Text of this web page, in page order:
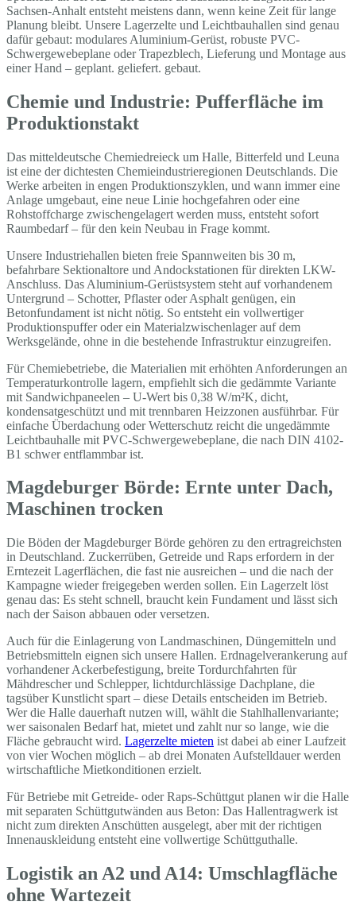
Sachsen-Anhalt entsteht meistens dann, wenn keine Zeit für lange
Planung bleibt. Unsere Lagerzelte und Leichtbauhallen sind genau
dafür gebaut: modulares Aluminium-Gerüst, robuste PVC-
Schwergewebeplane oder Trapezblech, Lieferung und Montage aus
einer Hand – geplant. geliefert. gebaut.
Chemie und Industrie: Pufferfläche im
Produktionstakt
Das mitteldeutsche Chemiedreieck um Halle, Bitterfeld und Leuna
ist eine der dichtesten Chemieindustrieregionen Deutschlands. Die
Werke arbeiten in engen Produktionszyklen, und wann immer eine
Anlage umgebaut, eine neue Linie hochgefahren oder eine
Rohstoffcharge zwischengelagert werden muss, entsteht sofort
Raumbedarf – für den kein Neubau in Frage kommt.
Unsere Industriehallen bieten freie Spannweiten bis 30 m,
befahrbare Sektionaltore und Andockstationen für direkten LKW-
Anschluss. Das Aluminium-Gerüstsystem steht auf vorhandenem
Untergrund – Schotter, Pflaster oder Asphalt genügen, ein
Betonfundament ist nicht nötig. So entsteht ein vollwertiger
Produktionspuffer oder ein Materialzwischenlager auf dem
Werksgelände, ohne in die bestehende Infrastruktur einzugreifen.
Für Chemiebetriebe, die Materialien mit erhöhten Anforderungen an
Temperaturkontrolle lagern, empfiehlt sich die gedämmte Variante
mit Sandwichpaneelen – U-Wert bis 0,38 W/m²K, dicht,
kondensatgeschützt und mit trennbaren Heizzonen ausführbar. Für
einfache Überdachung oder Wetterschutz reicht die ungedämmte
Leichtbauhalle mit PVC-Schwergewebeplane, die nach DIN 4102-
B1 schwer entflammbar ist.
Magdeburger Börde: Ernte unter Dach,
Maschinen trocken
Die Böden der Magdeburger Börde gehören zu den ertragreichsten
in Deutschland. Zuckerrüben, Getreide und Raps erfordern in der
Erntezeit Lagerflächen, die fast nie ausreichen – und die nach der
Kampagne wieder freigegeben werden sollen. Ein Lagerzelt löst
genau das: Es steht schnell, braucht kein Fundament und lässt sich
nach der Saison abbauen oder versetzen.
Auch für die Einlagerung von Landmaschinen, Düngemitteln und
Betriebsmitteln eignen sich unsere Hallen. Erdnagelverankerung auf
vorhandener Ackerbefestigung, breite Tordurchfahrten für
Mähdrescher und Schlepper, lichtdurchlässige Dachplane, die
tagsüber Kunstlicht spart – diese Details entscheiden im Betrieb.
Wer die Halle dauerhaft nutzen will, wählt die Stahlhallenvariante;
wer saisonalen Bedarf hat, mietet und zahlt nur so lange, wie die
Fläche gebraucht wird. Lagerzelte mieten ist dabei ab einer Laufzeit
von vier Wochen möglich – ab drei Monaten Aufstelldauer werden
wirtschaftliche Mietkonditionen erzielt.
Für Betriebe mit Getreide- oder Raps-Schüttgut planen wir die Halle
mit separaten Schüttgutwänden aus Beton: Das Hallentragwerk ist
nicht zum direkten Anschütten ausgelegt, aber mit der richtigen
Innenauskleidung entsteht eine vollwertige Schüttguthalle.
Logistik an A2 und A14: Umschlagfläche
ohne Wartezeit